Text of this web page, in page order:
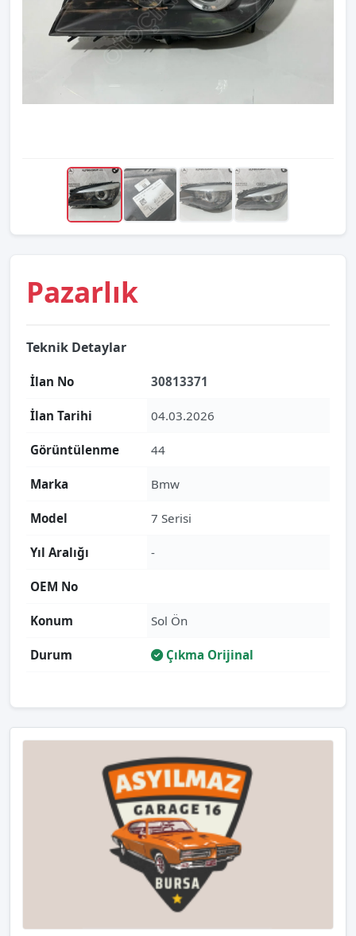
Pazarlık
Teknik Detaylar
İlan No 30813371
İlan Tarihi 04.03.2026
Görüntülenme 44
Marka Bmw
Model 7 Serisi
Yıl Aralığı -
OEM No
Konum Sol Ön
Durum Çıkma Orijinal